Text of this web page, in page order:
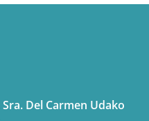
Del Carmen Udako